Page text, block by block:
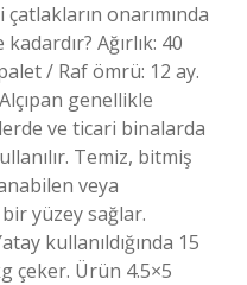
onarımında
Ağırlık: 40
/ Raf ömrü: 12 ay.
genellikle
ve ticari binalarda
Temiz, bitmiş
veya
yüzey sağlar.
kullanıldığında 15
çeker. Ürün 4.5×5